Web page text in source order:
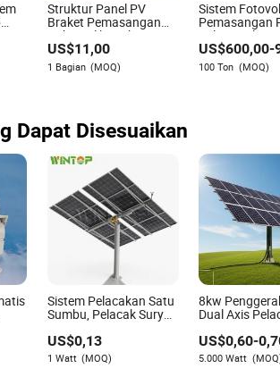
Struktur Panel PV
Braket Pemasangan
Paku Heliks Sekrup
Tanah Solar
Pemasangan Dasar
US$11,00
1 Bagian (MOQ)
Sistem
Pemasangan
Solar Dual
Profesional
Presisi Tinggi
US$600,00-
100 Ton (MOQ)
Dapat Disesuaikan
Sistem Pelacakan Satu
Sumbu, Pelacak Surya,
US$0,13
1 Watt (MOQ)
8kw
Dual Axis
Otomatis
US$0,60-
5.000 Watt